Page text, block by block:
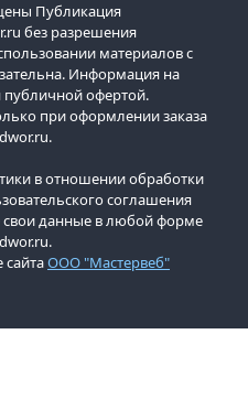
Публикация
без разрешения
материалов с
Информация на
публичной офертой.
при оформлении заказа
в отношении обработки
соглашения
свои данные в любой форме
сайтаООО "Мастервеб"